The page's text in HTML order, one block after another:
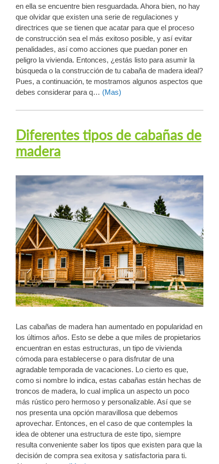
en ella se encuentre bien resguardada. Ahora bien, no hay
que olvidar que existen una serie de regulaciones y
directrices que se tienen que acatar para que el proceso
de construcción sea el más exitoso posible, y así evitar
penalidades, así como acciones que puedan poner en
peligro la vivienda. Entonces, ¿estás listo para asumir la
búsqueda o la construcción de tu cabaña de madera ideal?
Pues, a continuación, te mostramos algunos aspectos que
debes considerar para q… (Mas)
Diferentes tipos de cabañas de
madera
Las cabañas de madera han aumentado en popularidad en
los últimos años. Esto se debe a que miles de propietarios
encuentran en estas estructuras, un tipo de vivienda
cómoda para establecerse o para disfrutar de una
agradable temporada de vacaciones. Lo cierto es que,
como si nombre lo indica, estas cabañas están hechas de
troncos de madera, lo cual implica un aspecto un poco
más rústico pero hermoso y personalizable. Así que se
nos presenta una opción maravillosa que debemos
aprovechar. Entonces, en el caso de que contemples la
idea de obtener una estructura de este tipo, siempre
resulta conveniente saber los tipos que existen para que la
decisión de compra sea exitosa y satisfactoria para ti.